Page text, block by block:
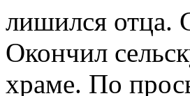
лишился отца.
Окончил
храме. По